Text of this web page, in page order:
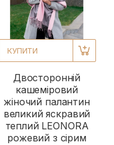
КУПИТИ
Двосторонній
кашеміровий
жіночий палантин
великий яскравий
теплий LEONORA
рожевий з сірим